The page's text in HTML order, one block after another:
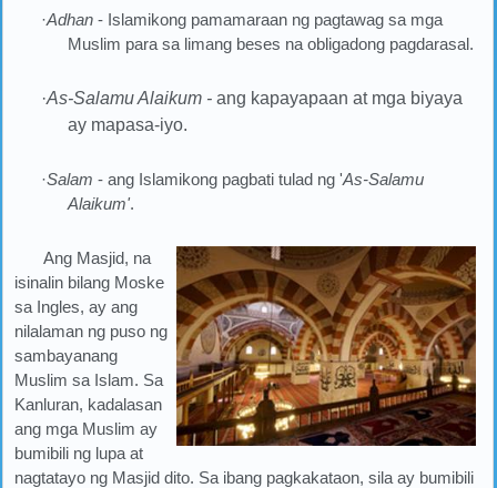
·Adhan - Islamikong pamamaraan ng pagtawag sa mga
Muslim para sa limang beses na obligadong pagdarasal.
·As-Salamu Alaikum - ang kapayapaan at mga biyaya
ay mapasa-iyo.
·Salam - ang Islamikong pagbati tulad ng 'As-Salamu
Alaikum'.
Ang Masjid, na
isinalin bilang Moske
sa Ingles, ay ang
nilalaman ng puso ng
sambayanang
Muslim sa Islam. Sa
Kanluran, kadalasan
ang mga Muslim ay
bumibili ng lupa at
nagtatayo ng Masjid dito. Sa ibang pagkakataon, sila ay bumibili